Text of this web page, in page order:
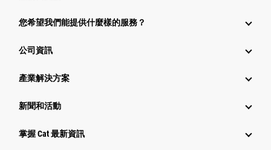
您希望我們能提供什麼樣的服務？
公司資訊
產業解決方案
新聞和活動
掌握 Cat 最新資訊